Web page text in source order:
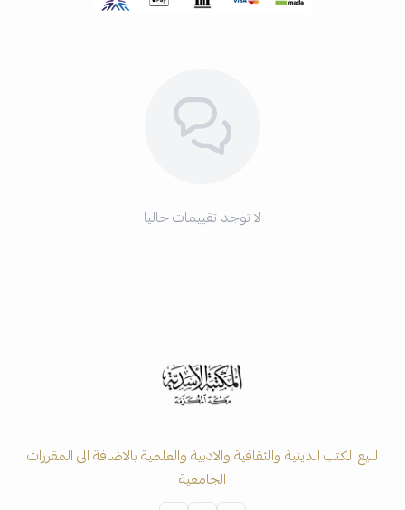
لا توجد تقييمات حاليا
لبيع الكتب الدينية والثقافية والادبية والعلمية بالاضافة الى المقررات
الجامعية